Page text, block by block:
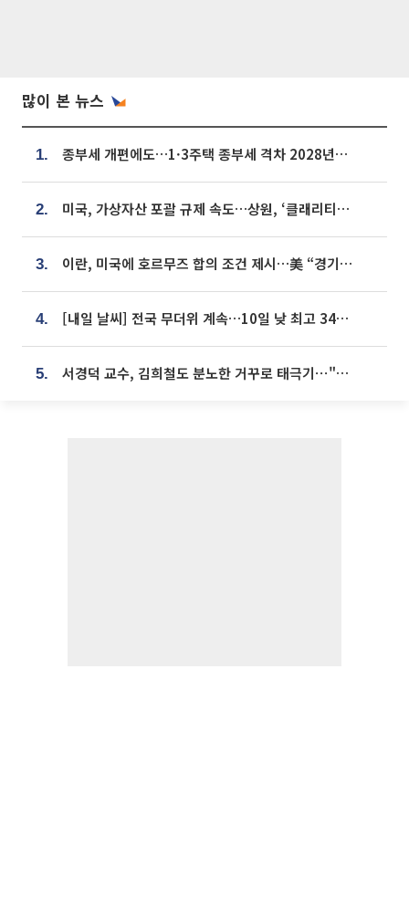
많이 본 뉴스
1. 종부세 개편에도…1·3주택 종부세 격차 2028년부터 확대
2. 미국, 가상자산 포괄 규제 속도…상원, ‘클래리티법’ 9월 절차투표 추진
3. 이란, 미국에 호르무즈 합의 조건 제시…美 “경기 아직 안 끝나” [종합]
4. [내일 날씨] 전국 무더위 계속…10일 낮 최고 34도 육박
5. 서경덕 교수, 김희철도 분노한 거꾸로 태극기⋯"엉터리는 아냐, 아쉬울 뿐"